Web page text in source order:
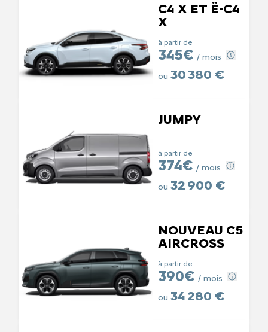
C4 X ET Ë-C4
X
à partir de
345€ / mois
ou 30 380 €
JUMPY
à partir de
374€ / mois
ou 32 900 €
NOUVEAU C5
AIRCROSS
à partir de
390€ / mois
ou 34 280 €